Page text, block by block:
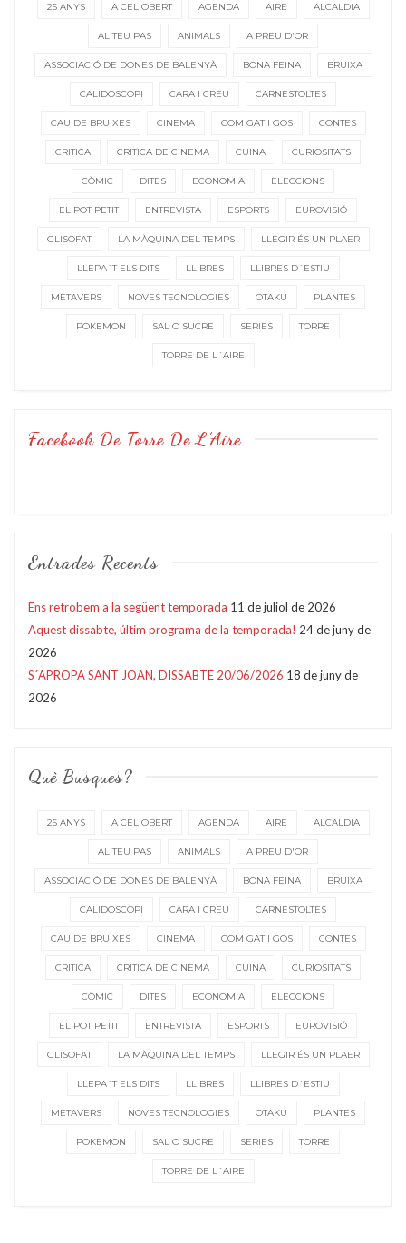
25 ANYS A CEL OBERT AGENDA AIRE ALCALDIA
AL TEU PAS ANIMALS A PREU D'OR
ASSOCIACIÓ DE DONES DE BALENYÀ BONA FEINA BRUIXA
CALIDOSCOPI CARA I CREU CARNESTOLTES
CAU DE BRUIXES CINEMA COM GAT I GOS CONTES
CRITICA CRITICA DE CINEMA CUINA CURIOSITATS
CÒMIC DITES ECONOMIA ELECCIONS
EL POT PETIT ENTREVISTA ESPORTS EUROVISIÓ
GLISOFAT LA MÀQUINA DEL TEMPS LLEGIR ÉS UN PLAER
LLEPA´T ELS DITS LLIBRES LLIBRES D´ESTIU
METAVERS NOVES TECNOLOGIES OTAKU PLANTES
POKEMON SAL O SUCRE SERIES TORRE
TORRE DE L´AIRE
Facebook De Torre De L’Aire
Entrades Recents
Ens retrobem a la següent temporada 11 de juliol de 2026
Aquest dissabte, últim programa de la temporada! 24 de juny de
2026
S´APROPA SANT JOAN, DISSABTE 20/06/2026 18 de juny de
2026
Què Busques?
25 ANYS A CEL OBERT AGENDA AIRE ALCALDIA
AL TEU PAS ANIMALS A PREU D'OR
ASSOCIACIÓ DE DONES DE BALENYÀ BONA FEINA BRUIXA
CALIDOSCOPI CARA I CREU CARNESTOLTES
CAU DE BRUIXES CINEMA COM GAT I GOS CONTES
CRITICA CRITICA DE CINEMA CUINA CURIOSITATS
CÒMIC DITES ECONOMIA ELECCIONS
EL POT PETIT ENTREVISTA ESPORTS EUROVISIÓ
GLISOFAT LA MÀQUINA DEL TEMPS LLEGIR ÉS UN PLAER
LLEPA´T ELS DITS LLIBRES LLIBRES D´ESTIU
METAVERS NOVES TECNOLOGIES OTAKU PLANTES
POKEMON SAL O SUCRE SERIES TORRE
TORRE DE L´AIRE